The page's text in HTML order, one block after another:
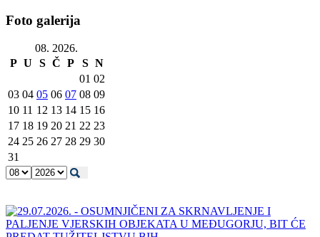
Foto galerija
08. 2026.
P U S Č P S N
01 02
03 04 05 06 07 08 09
10 11 12 13 14 15 16
17 18 19 20 21 22 23
24 25 26 27 28 29 30
31